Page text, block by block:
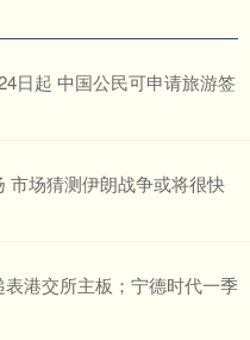
日起 中国公民可申请旅游签
市场猜测伊朗战争或将很快
港交所主板；宁德时代一季